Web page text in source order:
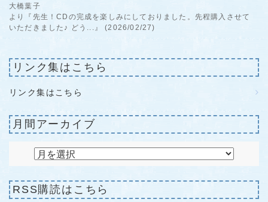
大橋葉子
より『先生！CDの完成を楽しみにしておりました。先程購入させて
いただきました♪ どう...』 (2026/02/27)
リンク集はこちら
リンク集はこちら
月間アーカイブ
RSS購読はこちら